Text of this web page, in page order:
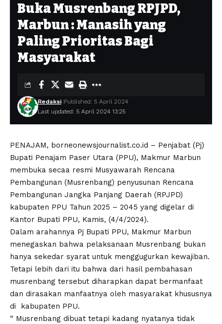
Buka Musrenbang RPJPD,
Marbun : Manasih yang
Paling Prioritas Bagi
Masyarakat
Last updated: 5 April 2024 13:25
Redaksi Published: 5 April 2024
PENAJAM, borneonewsjournalist.co.id – Penjabat (Pj)
Bupati Penajam Paser Utara (PPU), Makmur Marbun
membuka secaa resmi Musyawarah Rencana
Pembangunan (Musrenbang) penyusunan Rencana
Pembangunan Jangka Panjang Daerah (RPJPD)
kabupaten PPU Tahun 2025 – 2045 yang digelar di
Kantor Bupati PPU, Kamis, (4/4/2024).
Dalam arahannya Pj Bupati PPU, Makmur Marbun
menegaskan bahwa pelaksanaan Musrenbang bukan
hanya sekedar syarat untuk menggugurkan kewajiban.
Tetapi lebih dari itu bahwa dari hasil pembahasan
musrenbang tersebut diharapkan dapat bermanfaat
dan dirasakan manfaatnya oleh masyarakat khususnya
di kabupaten PPU.
“ Musrenbang dibuat tetapi kadang nyatanya tidak